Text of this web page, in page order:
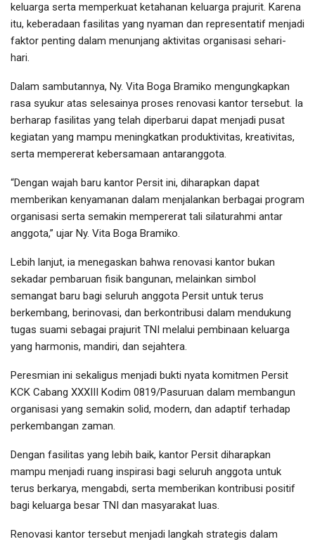
keluarga serta memperkuat ketahanan keluarga prajurit. Karena
itu, keberadaan fasilitas yang nyaman dan representatif menjadi
faktor penting dalam menunjang aktivitas organisasi sehari-
hari.
Dalam sambutannya, Ny. Vita Boga Bramiko mengungkapkan
rasa syukur atas selesainya proses renovasi kantor tersebut. Ia
berharap fasilitas yang telah diperbarui dapat menjadi pusat
kegiatan yang mampu meningkatkan produktivitas, kreativitas,
serta mempererat kebersamaan antaranggota.
“Dengan wajah baru kantor Persit ini, diharapkan dapat
memberikan kenyamanan dalam menjalankan berbagai program
organisasi serta semakin mempererat tali silaturahmi antar
anggota,” ujar Ny. Vita Boga Bramiko.
Lebih lanjut, ia menegaskan bahwa renovasi kantor bukan
sekadar pembaruan fisik bangunan, melainkan simbol
semangat baru bagi seluruh anggota Persit untuk terus
berkembang, berinovasi, dan berkontribusi dalam mendukung
tugas suami sebagai prajurit TNI melalui pembinaan keluarga
yang harmonis, mandiri, dan sejahtera.
Peresmian ini sekaligus menjadi bukti nyata komitmen Persit
KCK Cabang XXXIII Kodim 0819/Pasuruan dalam membangun
organisasi yang semakin solid, modern, dan adaptif terhadap
perkembangan zaman.
Dengan fasilitas yang lebih baik, kantor Persit diharapkan
mampu menjadi ruang inspirasi bagi seluruh anggota untuk
terus berkarya, mengabdi, serta memberikan kontribusi positif
bagi keluarga besar TNI dan masyarakat luas.
Renovasi kantor tersebut menjadi langkah strategis dalam